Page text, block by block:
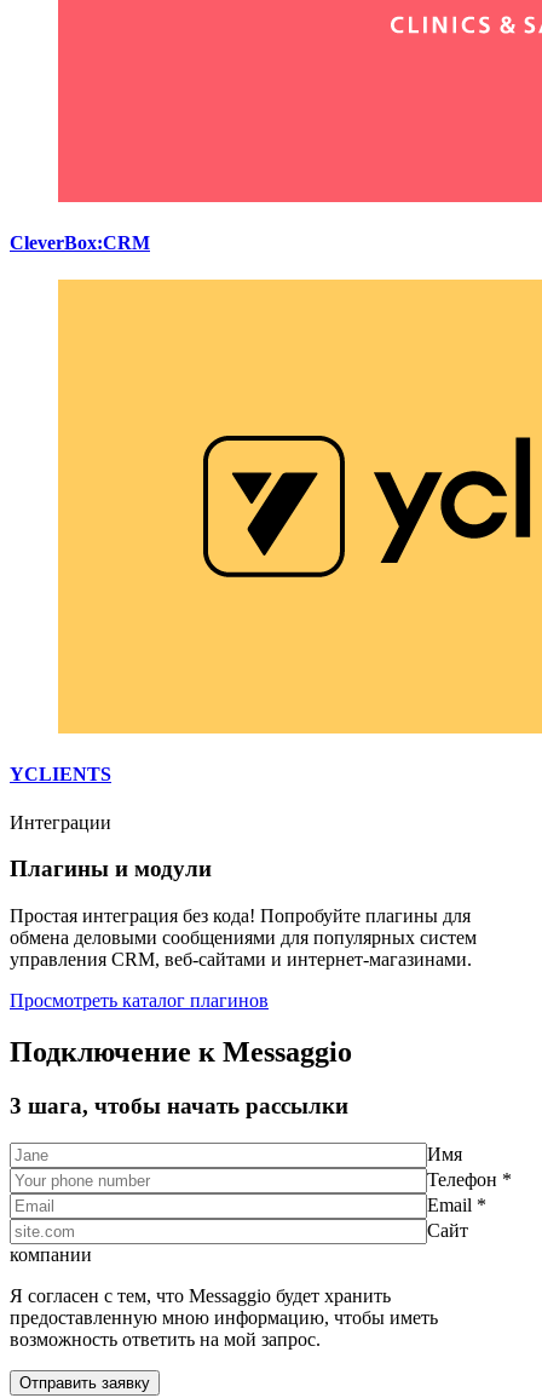
CleverBox:CRM
YCLIENTS
Интеграции
Плагины и модули
Простая интеграция без кода! Попробуйте плагины для
обмена деловыми сообщениями для популярных систем
управления CRM, веб-сайтами и интернет-магазинами.
Просмотреть каталог плагинов
Подключение к Messaggio
3 шага, чтобы начать рассылки
Имя
Телефон *
Email *
Сайт
компании
Я согласен с тем, что Messaggio будет хранить
предоставленную мною информацию, чтобы иметь
возможность ответить на мой запрос.